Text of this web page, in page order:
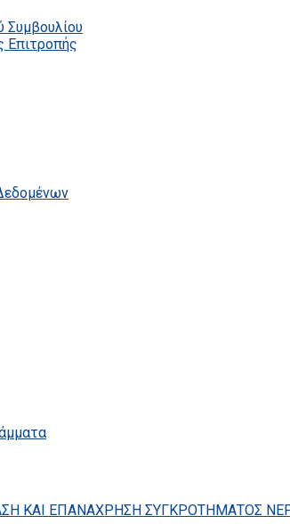
Συμβουλίου
Επιτροπής
ΚΑΙ ΕΠΑΝΑΧΡΗΣΗ ΣΥΓΚΡΟΤΗΜΑΤΟΣ